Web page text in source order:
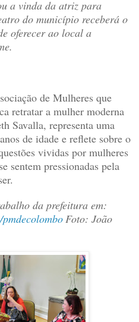
a vinda da atriz para
do município receberá o
oferecer ao local a
de Mulheres que
retratar a mulher moderna
Savalla, representa uma
de idade e reflete sobre o
vividas por mulheres
sentem pressionadas pela
da prefeitura em:
Foto: João